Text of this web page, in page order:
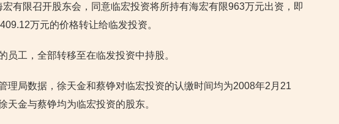
有限召开股东会，同意临宏投资将所持有海宏有限963万元出资，即
万元的价格转让给临发投资。
员工，全部转移至在临发投资中持股。
理局数据，徐天金和蔡铮对临宏投资的认缴时间均为2008年2月21
天金与蔡铮均为临宏投资的股东。